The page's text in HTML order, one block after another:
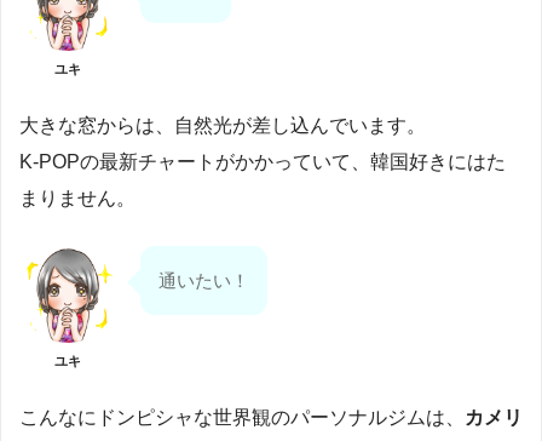
ユキ
大きな窓からは、自然光が差し込んでいます。
K-POPの最新チャートがかかっていて、韓国好きにはた
まりません。
ユキ
通いたい！
こんなにドンピシャな世界観のパーソナルジムは、
カメリ